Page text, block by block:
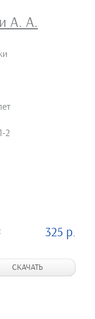
А. А.
2
325 р.
СКАЧАТЬ